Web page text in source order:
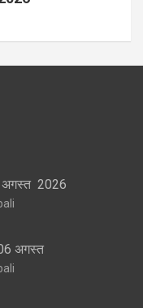
अगस्त 2026
अगस्त